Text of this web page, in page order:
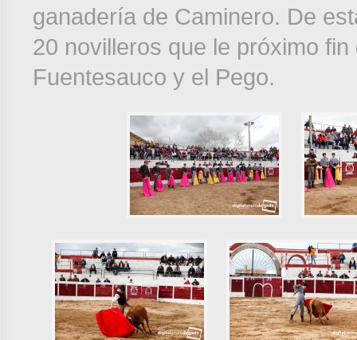
ganadería de Caminero. De
20 novilleros que le próximo
Fuentesauco y el Pego.